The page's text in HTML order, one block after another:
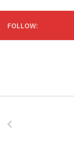
FOLLOW: